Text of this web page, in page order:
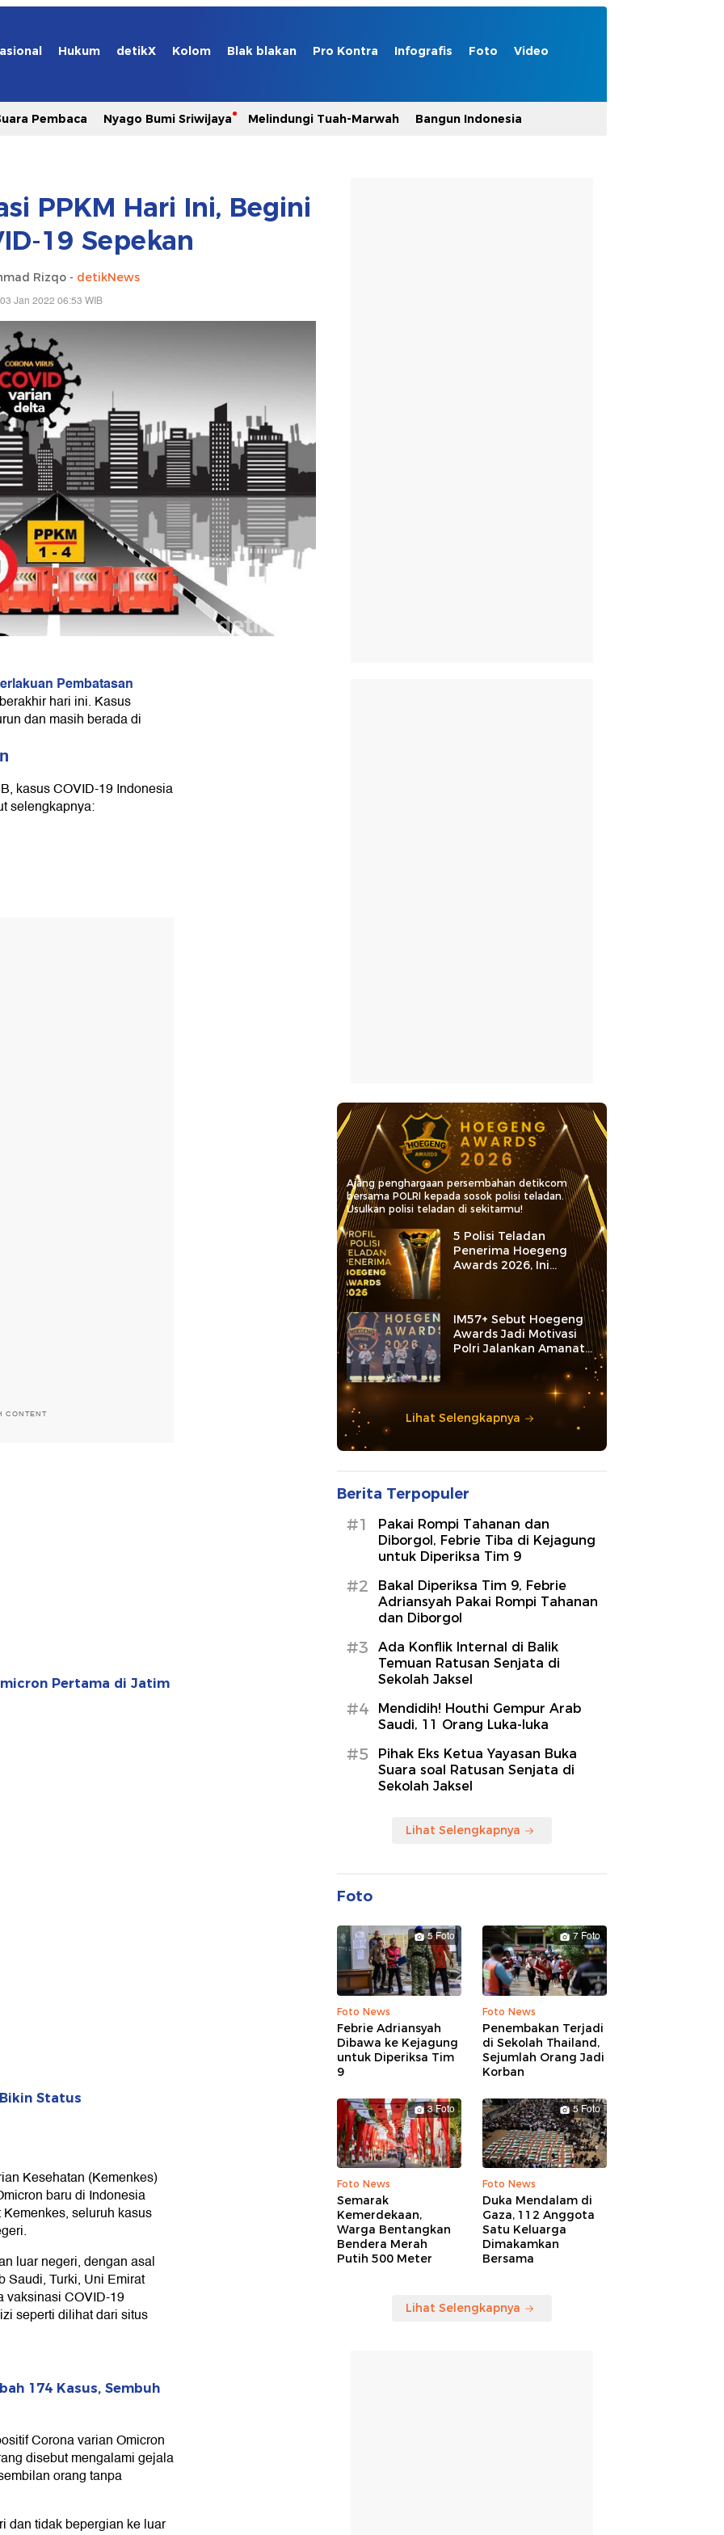
Hukum detikX Kolom Blak blakan Pro Kontra Infografis Foto Video
Pembaca Nyago Bumi Sriwijaya Melindungi Tuah-Marwah Bangun Indonesia
PPKM Hari Ini, Begini
19 Sepekan
Rizqo - detikNews
Jan 2022 06:53 WIB
Pembatasan
hari ini. Kasus
dan masih berada di
kasus COVID-19 Indonesia
selengkapnya:
CONTENT
Pertama di Jatim
Status
Kesehatan (Kemenkes)
baru di Indonesia
seluruh kasus
luar negeri, dengan asal
Saudi, Turki, Uni Emirat
vaksinasi COVID-19
seperti dilihat dari situs
174 Kasus, Sembuh
Corona varian Omicron
disebut mengalami gejala
orang tanpa
dan tidak bepergian ke luar
Ajang penghargaan persembahan detikcom
bersama POLRI kepada sosok polisi teladan.
Usulkan polisi teladan di sekitarmu!
5 Polisi Teladan
Penerima Hoegeng
Awards 2026, Ini
Kategori dan Kiprahnya
IM57+ Sebut Hoegeng
Awards Jadi Motivasi
Polri Jalankan Amanat
Lihat Selengkapnya
Berita Terpopuler
#1
Pakai Rompi Tahanan dan
Diborgol, Febrie Tiba di Kejagung
untuk Diperiksa Tim 9
#2
Bakal Diperiksa Tim 9, Febrie
Adriansyah Pakai Rompi Tahanan
dan Diborgol
#3
Ada Konflik Internal di Balik
Temuan Ratusan Senjata di
Sekolah Jaksel
#4
Mendidih! Houthi Gempur Arab
Saudi, 11 Orang Luka-luka
#5
Pihak Eks Ketua Yayasan Buka
Suara soal Ratusan Senjata di
Sekolah Jaksel
Lihat Selengkapnya
Foto
5 Foto
Foto News
Febrie Adriansyah
Dibawa ke Kejagung
untuk Diperiksa Tim
9
7 Foto
Foto News
Penembakan Terjadi
di Sekolah Thailand,
Sejumlah Orang Jadi
Korban
3 Foto
Foto News
Semarak
Kemerdekaan,
Warga Bentangkan
Bendera Merah
Putih 500 Meter
5 Foto
Foto News
Duka Mendalam di
Gaza, 112 Anggota
Satu Keluarga
Dimakamkan
Bersama
Lihat Selengkapnya